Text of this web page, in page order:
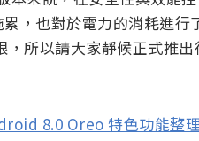
，也對於電力的消耗進
所以請大家靜候正式推出
8.0 Oreo 特色功能整理